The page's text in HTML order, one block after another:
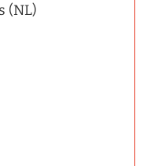
(NL)